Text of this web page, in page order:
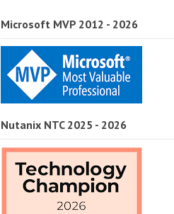
Microsoft MVP 2012 - 2026
Nutanix NTC 2025 - 2026